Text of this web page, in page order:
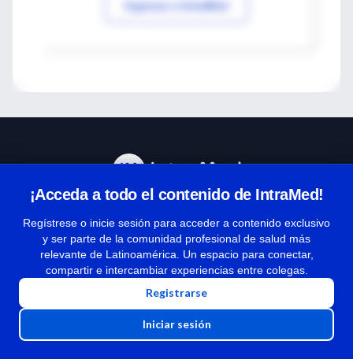
Ingresar a IntraMed
¡Acceda a todo el contenido de IntraMed!
Regístrese o inicie sesión para acceder a contenido exclusivo
y ser parte de la comunidad profesional de salud más
relevante de Latinoamérica. Un espacio para conectar,
compartir e intercambiar experiencias entre colegas.
Registrarse
Iniciar sesión
Términos y condiciones
| Políticas de privacidad
| Todos los derechos reservados | Copyright 1997-2026